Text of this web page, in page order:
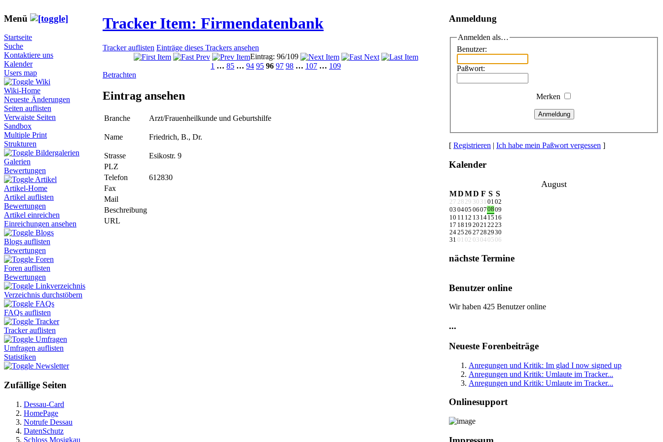
Menü
Startseite
Suche
Kontaktiere uns
Kalender
Users map
Wiki
Wiki-Home
Neueste Änderungen
Seiten auflisten
Verwaiste Seiten
Sandbox
Multiple Print
Strukturen
Bildergalerien
Galerien
Bewertungen
Artikel
Artikel-Home
Artikel auflisten
Bewertungen
Artikel einreichen
Einreichungen ansehen
Blogs
Blogs auflisten
Bewertungen
Foren
Foren auflisten
Bewertungen
Linkverzeichnis
Verzeichnis durchstöbern
FAQs
FAQs auflisten
Tracker
Tracker auflisten
Umfragen
Umfragen auflisten
Statistiken
Newsletter
Zufällige Seiten
Dessau-Card
HomePage
Notrufe Dessau
DatenSchutz
Schloss Mosigkau
Tracker Item: Firmendatenbank
Tracker auflisten Einträge dieses Trackers ansehen
Eintrag: 96/109
1 … 85 … 94 95 96 97 98 … 107 … 109
Betrachten
Eintrag ansehen
Branche Arzt/Frauenheilkunde und Geburtshilfe
Name Friedrich, B., Dr.
Strasse
Esikostr. 9
PLZ
Telefon
612830
Fax
Mail
Beschreibung
URL
Anmeldung
Anmelden als…
Benutzer:
Paßwort:
Merken
Anmeldung
[ Registrieren | Ich habe mein Paßwort vergessen ]
Kalender
August
MDMD F S S
27 28 29 30 31 0102
03 0405 06070809
10 11 12 13 1415 16
17 18 19 20212223
242526 27282930
31 01 02 03 04 05 06
nächste Termine
Benutzer online
Wir haben 425 Benutzer online
...
Neueste Forenbeiträge
Anregungen und Kritik: Im glad I now signed up
Anregungen und Kritik: Umlaute im Tracker...
Anregungen und Kritik: Umlaute im Tracker...
Onlinesupport